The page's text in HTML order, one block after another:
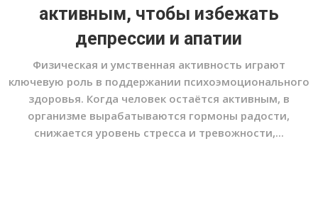
активным, чтобы избежать
депрессии и апатии
Физическая и умственная активность играют
ключевую роль в поддержании психоэмоционального
здоровья. Когда человек остаётся активным, в
организме вырабатываются гормоны радости,
снижается уровень стресса и тревожности,...